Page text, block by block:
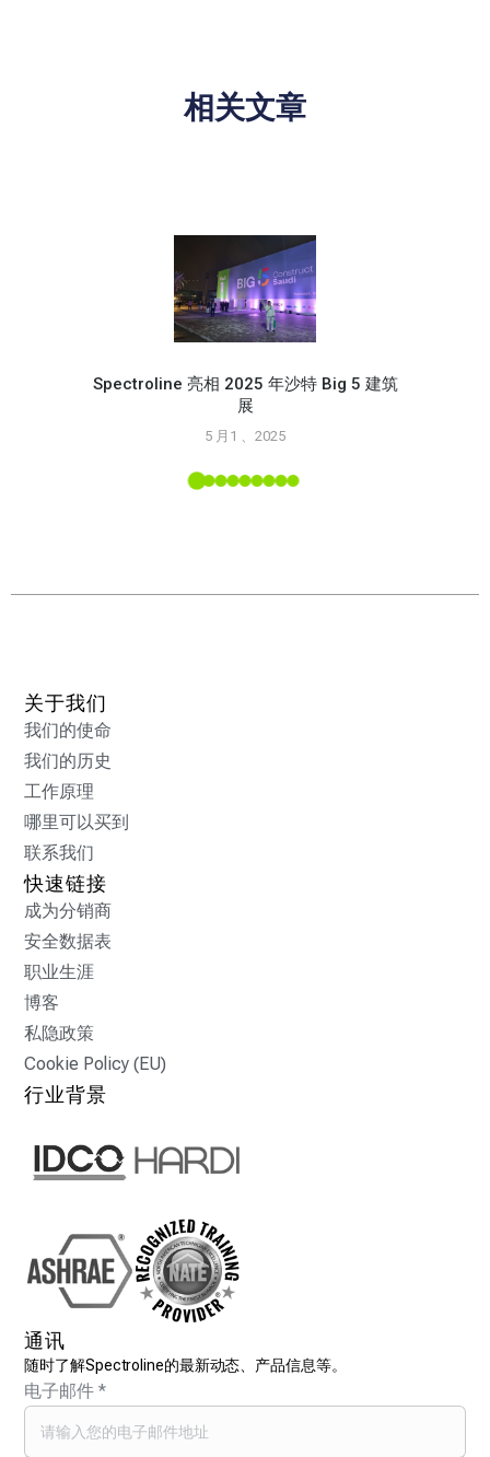
相关文章
Spectroline 亮相 2025 年沙特 Big 5 建筑
展
5 月1 、2025
关于我们
我们的使命
我们的历史
工作原理
哪里可以买到
联系我们
快速链接
成为分销商
安全数据表
职业生涯
博客
私隐政策
Cookie Policy (EU)
行业背景
通讯
随时了解Spectroline的最新动态、产品信息等。
电子邮件*